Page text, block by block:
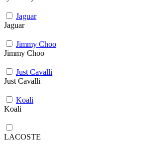
Jaguar
Jaguar
Jimmy Choo
Jimmy Choo
Just Cavalli
Just Cavalli
Koali
Koali
LACOSTE